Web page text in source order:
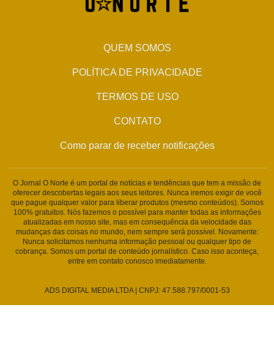
QUEM SOMOS
POLÍTICA DE PRIVACIDADE
TERMOS DE USO
CONTATO
Como parar de receber notificações
O Jornal O Norte é um portal de notícias e tendências que tem a missão de
oferecer descobertas legais aos seus leitores. Nunca iremos exigir de você
que pague qualquer valor para liberar produtos (mesmo conteúdos). Somos
100% gratuitos. Nós fazemos o possível para manter todas as informações
atualizadas em nosso site, mas em consequência da velocidade das
mudanças das coisas no mundo, nem sempre será possível. Novamente:
Nunca solicitamos nenhuma informação pessoal ou qualquer tipo de
cobrança. Somos um portal de conteúdo jornalístico. Caso isso aconteça,
entre em contato conosco imediatamente.
ADS DIGITAL MEDIA LTDA | CNPJ: 47.588.797/0001-53